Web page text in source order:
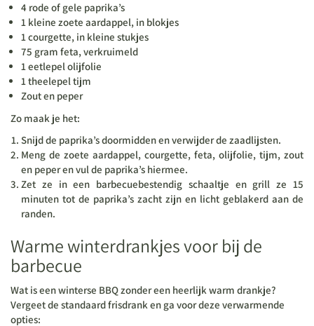
4 rode of gele paprika’s
1 kleine zoete aardappel, in blokjes
1 courgette, in kleine stukjes
75 gram feta, verkruimeld
1 eetlepel olijfolie
1 theelepel tijm
Zout en peper
Zo maak je het:
Snijd de paprika’s doormidden en verwijder de zaadlijsten.
Meng de zoete aardappel, courgette, feta, olijfolie, tijm, zout
en peper en vul de paprika’s hiermee.
Zet ze in een barbecuebestendig schaaltje en grill ze 15
minuten tot de paprika’s zacht zijn en licht geblakerd aan de
randen.
Warme winterdrankjes voor bij de
barbecue
Wat is een winterse BBQ zonder een heerlijk warm drankje?
Vergeet de standaard frisdrank en ga voor deze verwarmende
opties: